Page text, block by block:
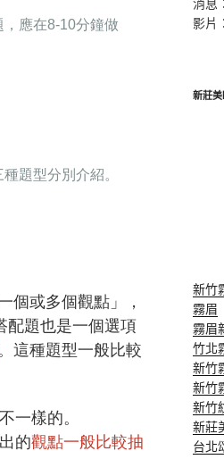
，應在8-10分鐘做
題型分別介紹。
個或多個觀點 」，
配題也是一個選項
。這種題型一般比較
⼀樣的。
的觀點一般比較抽
影片：
新莊美
新竹
霧眉
霧眉
竹北
新竹
新竹
新竹
新莊
台北